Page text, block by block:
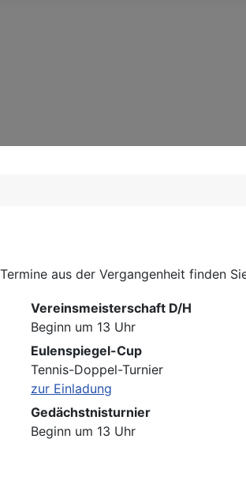
aus der Vergangenheit finden
Vereinsmeisterschaft D/H
Beginn um 13 Uhr
Eulenspiegel-Cup
Tennis-Doppel-Turnier
zur Einladung
Gedächstnisturnier
Beginn um 13 Uhr